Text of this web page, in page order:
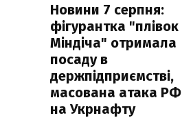
Новини 7 серпня:
фігурантка "плівок
Міндіча" отримала
посаду в
держпідприємстві,
масована атака РФ
на Укрнафту